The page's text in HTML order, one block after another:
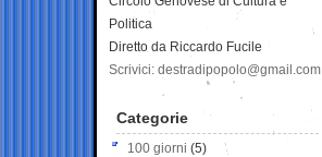
Politica
Diretto da Riccardo Fucile
Scrivici: destradipopolo@gmail.com
Categorie
100 giorni (5)